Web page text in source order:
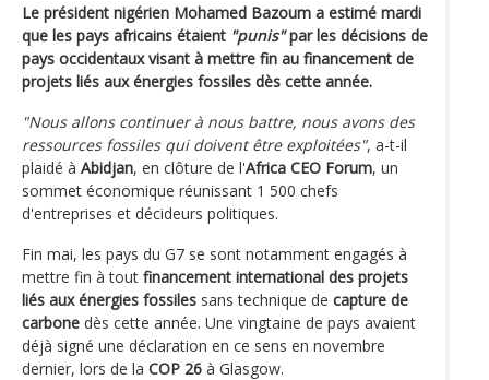
Le président nigérien Mohamed Bazoum a estimé mardi
que les pays africains étaient "punis"par les décisions de
pays occidentaux visant à mettre fin au financement de
projets liés aux énergies fossiles dès cette année.
"Nous allons continuer à nous battre, nous avons des
ressources fossiles qui doivent être exploitées", a-t-il
plaidé à Abidjan, en clôture de l'Africa CEO Forum, un
sommet économique réunissant 1 500 chefs
d'entreprises et décideurs politiques.
Fin mai, les pays du G7 se sont notamment engagés à
mettre fin à tout financement international des projets
liés aux énergies fossiles sans technique de capture de
carbone dès cette année. Une vingtaine de pays avaient
déjà signé une déclaration en ce sens en novembre
dernier, lors de la COP 26 à Glasgow.